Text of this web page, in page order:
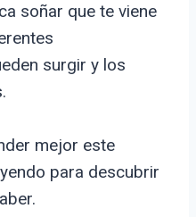
soñar que te viene
surgir y los
mejor este
para descubrir